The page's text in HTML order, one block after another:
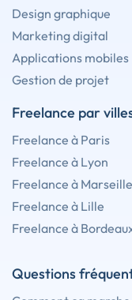
Design graphique
Marketing digital
Applications mobiles
Gestion de projet
Freelance par
Freelance à Paris
Freelance à Lyon
Freelance à Marseille
Freelance à Lille
Freelance à
Questions